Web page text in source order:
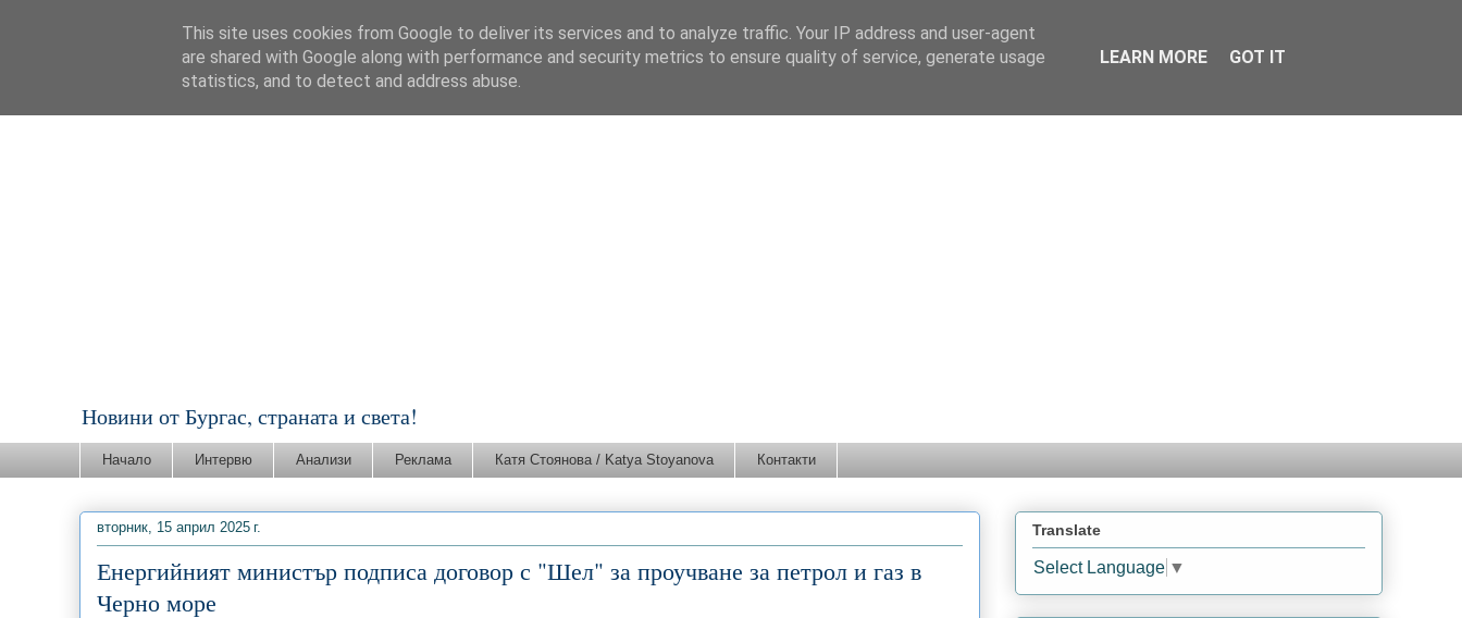
Новини от Бургас, страната и света!
Начало Интервю Анализи Реклама Катя Стоянова / Katya Stoyanova Контакти
вторник, 15 април 2025 г.
Енергийният министър подписа договор с "Шел" за проучване за петрол и газ в
Черно море
Translate
Select Language ▼
This site uses cookies from Google to deliver its services and to analyze traffic. Your IP address and user-agent
are shared with Google along with performance and security metrics to ensure quality of service, generate usage
statistics, and to detect and address abuse.
LEARN MORE GOT IT